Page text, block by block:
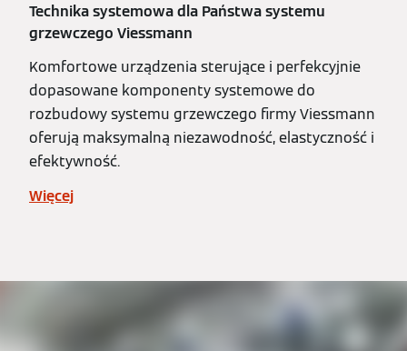
Technika systemowa dla Państwa systemu
grzewczego Viessmann
Komfortowe urządzenia sterujące i perfekcyjnie
dopasowane komponenty systemowe do
rozbudowy systemu grzewczego firmy Viessmann
oferują maksymalną niezawodność, elastyczność i
efektywność.
Więcej